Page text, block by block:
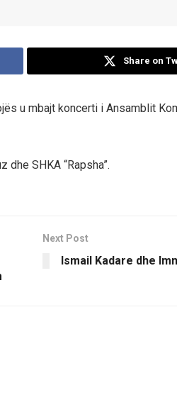
Share on
u mbajt koncerti i Ansamblit
dhe SHKA “Rapsha”.
Next Post
Ismail Kadare dhe